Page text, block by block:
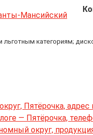
льготным категориям;
Пятёрочка, адрес
— Пятёрочка,
округ,